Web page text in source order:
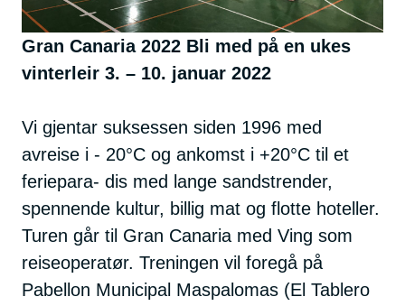
Gran Canaria 2022 Bli med på en ukes
vinterleir 3. – 10. januar 2022
Vi gjentar suksessen siden 1996 med
avreise i - 20°C og ankomst i +20°C til et
feriepara- dis med lange sandstrender,
spennende kultur, billig mat og flotte hoteller.
Turen går til Gran Canaria med Ving som
reiseoperatør. Treningen vil foregå på
Pabellon Municipal Maspalomas (El Tablero